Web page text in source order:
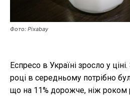
Курс валют
Ми в соц.
Фото: Pixabay
Еспресо в Україні зросло у
році в середньому потрібно
що на 11% дорожче, ніж роком